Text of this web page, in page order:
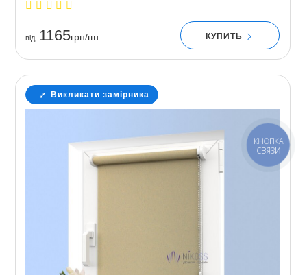
вiд1165грн/шт. КУПИТЬ
Викликати замірника
КНОПКА
СВЯЗИ